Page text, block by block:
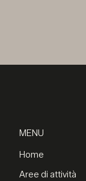
MENU
Home
Aree di attività